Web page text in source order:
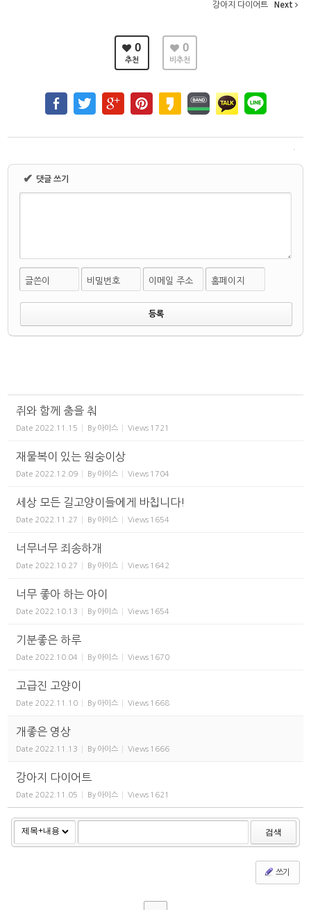
강아지 다이어트 Next
0
추천
0
비추천
✔ 댓글 쓰기
글쓴이 비밀번호 이메일 주소 홈페이지
쥐와 함께 춤을 춰
Date 2022.11.15 By 아이스 Views 1721
재물복이 있는 원숭이상
Date 2022.12.09 By 아이스 Views 1704
세상 모든 길고양이들에게 바칩니다!
Date 2022.11.27 By 아이스 Views 1654
너무너무 죄송하개
Date 2022.10.27 By 아이스 Views 1642
너무 좋아 하는 아이
Date 2022.10.13 By 아이스 Views 1654
기분좋은 하루
Date 2022.10.04 By 아이스 Views 1670
고급진 고양이
Date 2022.11.10 By 아이스 Views 1668
개좋은 영상
Date 2022.11.13 By 아이스 Views 1666
강아지 다이어트
Date 2022.11.05 By 아이스 Views 1621
검색
쓰기